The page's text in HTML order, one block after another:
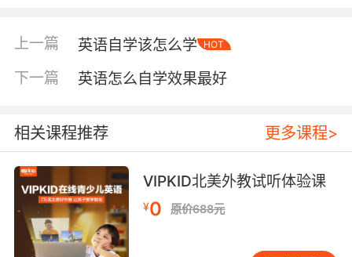
习动力便会自然萌发。从“玩中学”过渡到系统学
习当孩子产生初步兴趣后，可逐步引入有一定结
构的学习内容。但需注意，结构化学习绝不意味
着枯燥的背诵。分级读物是极佳的过渡工具。例
事生动。初期，家长可陪同指读，指着图片说
“Look,adog”，无需逐字翻译。孩子通过图像即可
理解，这种方式有助于培养英语思维。曾有位学
生起初对英语毫无兴趣。他的妈妈发现他痴迷恐
龙，于是找来大量相关英文绘本和纪录片。尽管
许多词汇超出认知，但他为了弄清知识，主动查
上一篇 英语自学该怎么学 HOT
下一篇 英语怎么自学效果最好
相关课程推荐 更多课程>
VIPKID北美外教试听体验课
¥0 原价688元